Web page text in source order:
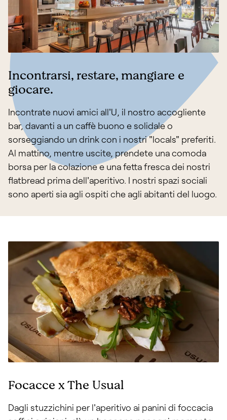
Incontrarsi, restare, mangiare e
giocare.
Incontrate nuovi amici all'U, il nostro accogliente
bar, davanti a un caffè buono e solidale o
sorseggiando un drink con i nostri "locals" preferiti.
Al mattino, mentre uscite, prendete una comoda
borsa per la colazione e una fetta fresca dei nostri
flatbread prima dell'aperitivo. I nostri spazi sociali
sono aperti sia agli ospiti che agli abitanti del luogo.
Focacce x The Usual
Dagli stuzzichini per l'aperitivo ai panini di foccacia